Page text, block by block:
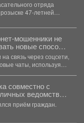
отряда
47-летней
мошенники не
новые способы
связь через соцсети,
чаты, используя
совместно с
ведомств
выездные
приём граждан.